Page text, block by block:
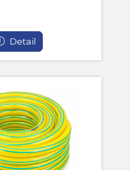
Detail